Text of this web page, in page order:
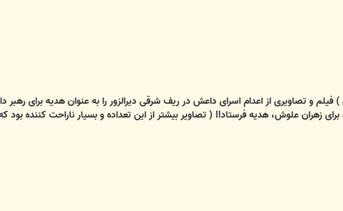
فیلم و تصاویری از اعدام اسرای داعش در ریف شرقی دیرالزور را به عنوان هدیه برای
زهران علوش، هدیه فرستاد!! ( تصاویر بیشتر از این تعداده و بسیار ناراحت کننده بود